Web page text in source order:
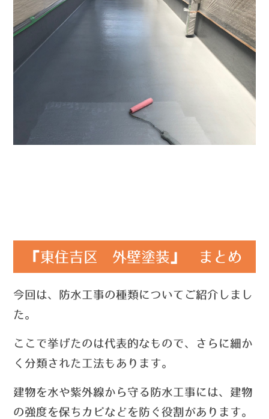
『東住吉区 外壁塗装』 まとめ
今回は、防水工事の種類についてご紹介しまし
た。
ここで挙げたのは代表的なもので、さらに細か
く分類された工法もあります。
建物を水や紫外線から守る防水工事には、建物
の強度を保ちカビなどを防ぐ役割があります。